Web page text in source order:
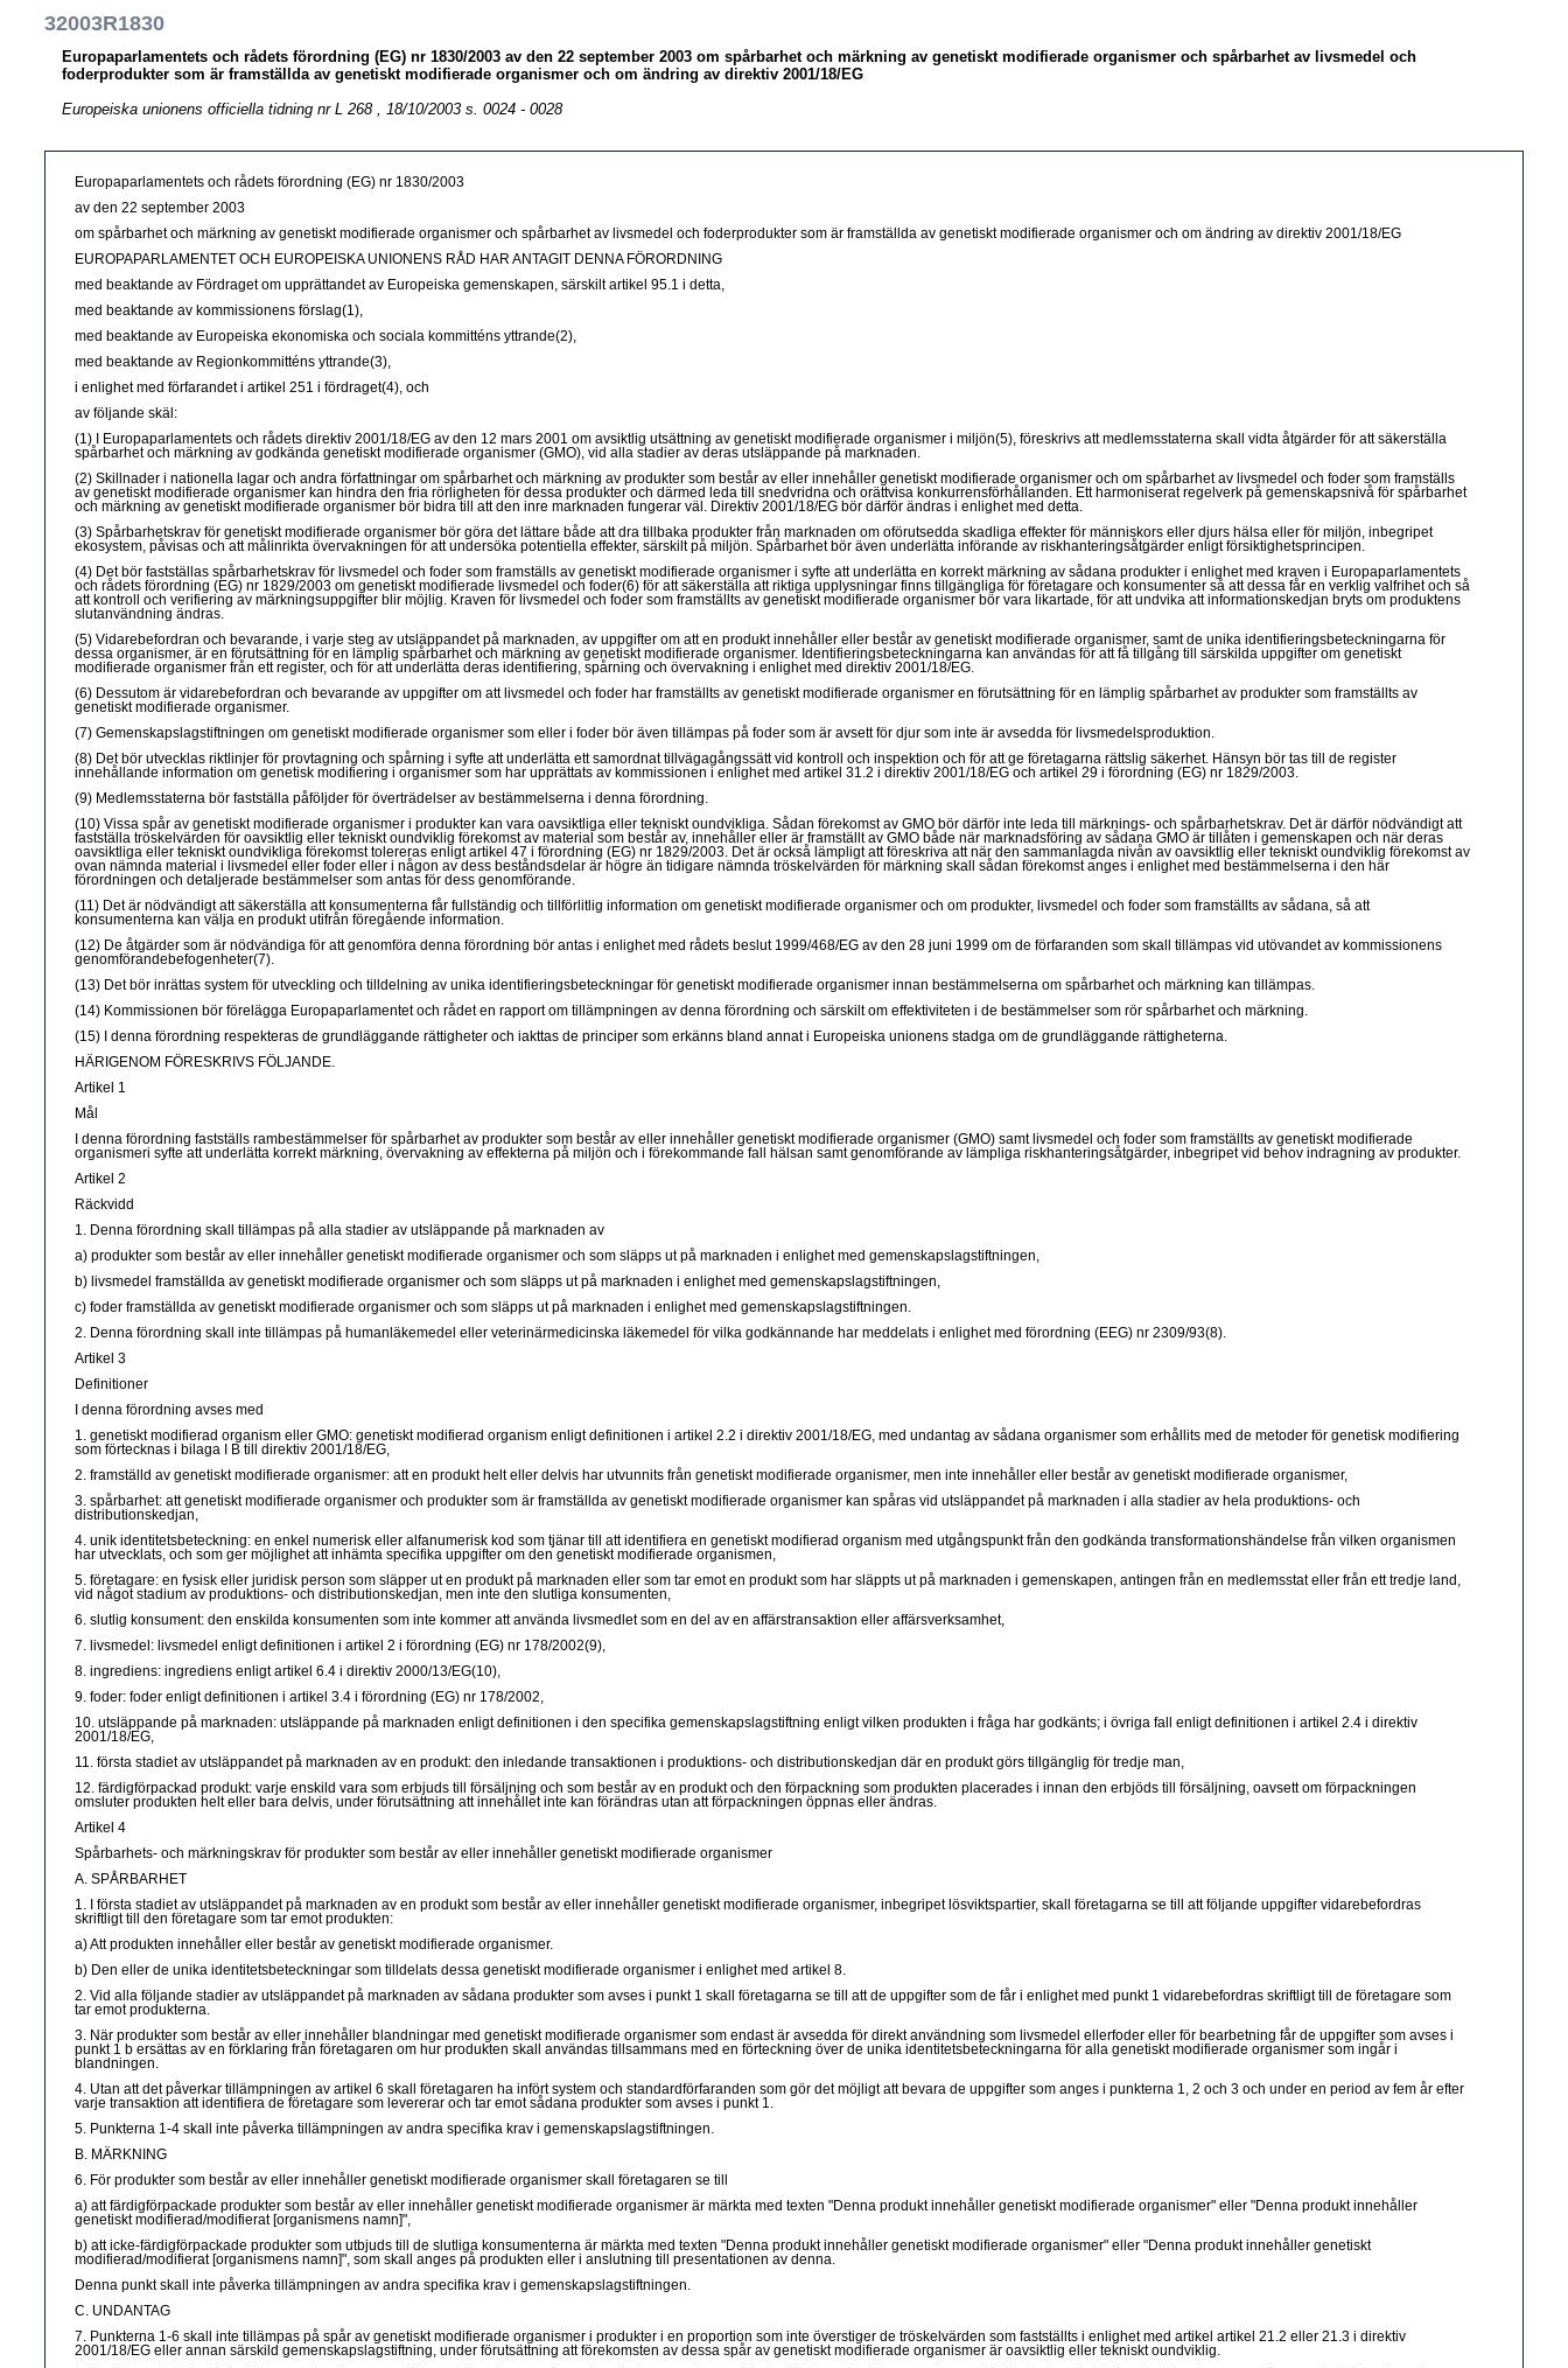
32003R1830
Europaparlamentets och rådets förordning (EG) nr 1830/2003 av den 22 september 2003 om spårbarhet och märkning av genetiskt modifierade organismer och spårbarhet av livsmedel och
foderprodukter som är framställda av genetiskt modifierade organismer och om ändring av direktiv 2001/18/EG
Europeiska unionens officiella tidning nr L 268 , 18/10/2003 s. 0024 - 0028
Europaparlamentets och rådets förordning (EG) nr 1830/2003
av den 22 september 2003
om spårbarhet och märkning av genetiskt modifierade organismer och spårbarhet av livsmedel och foderprodukter som är framställda av genetiskt modifierade organismer och om ändring av direktiv 2001/18/EG
EUROPAPARLAMENTET OCH EUROPEISKA UNIONENS RÅD HAR ANTAGIT DENNA FÖRORDNING
med beaktande av Fördraget om upprättandet av Europeiska gemenskapen, särskilt artikel 95.1 i detta,
med beaktande av kommissionens förslag(1),
med beaktande av Europeiska ekonomiska och sociala kommitténs yttrande(2),
med beaktande av Regionkommitténs yttrande(3),
i enlighet med förfarandet i artikel 251 i fördraget(4), och
av följande skäl:
(1) I Europaparlamentets och rådets direktiv 2001/18/EG av den 12 mars 2001 om avsiktlig utsättning av genetiskt modifierade organismer i miljön(5), föreskrivs att medlemsstaterna skall vidta åtgärder för att säkerställa
spårbarhet och märkning av godkända genetiskt modifierade organismer (GMO), vid alla stadier av deras utsläppande på marknaden.
(2) Skillnader i nationella lagar och andra författningar om spårbarhet och märkning av produkter som består av eller innehåller genetiskt modifierade organismer och om spårbarhet av livsmedel och foder som framställs
av genetiskt modifierade organismer kan hindra den fria rörligheten för dessa produkter och därmed leda till snedvridna och orättvisa konkurrensförhållanden. Ett harmoniserat regelverk på gemenskapsnivå för spårbarhet
och märkning av genetiskt modifierade organismer bör bidra till att den inre marknaden fungerar väl. Direktiv 2001/18/EG bör därför ändras i enlighet med detta.
(3) Spårbarhetskrav för genetiskt modifierade organismer bör göra det lättare både att dra tillbaka produkter från marknaden om oförutsedda skadliga effekter för människors eller djurs hälsa eller för miljön, inbegripet
ekosystem, påvisas och att målinrikta övervakningen för att undersöka potentiella effekter, särskilt på miljön. Spårbarhet bör även underlätta införande av riskhanteringsåtgärder enligt försiktighetsprincipen.
(4) Det bör fastställas spårbarhetskrav för livsmedel och foder som framställs av genetiskt modifierade organismer i syfte att underlätta en korrekt märkning av sådana produkter i enlighet med kraven i Europaparlamentets
och rådets förordning (EG) nr 1829/2003 om genetiskt modifierade livsmedel och foder(6) för att säkerställa att riktiga upplysningar finns tillgängliga för företagare och konsumenter så att dessa får en verklig valfrihet och så
att kontroll och verifiering av märkningsuppgifter blir möjlig. Kraven för livsmedel och foder som framställts av genetiskt modifierade organismer bör vara likartade, för att undvika att informationskedjan bryts om produktens
slutanvändning ändras.
(5) Vidarebefordran och bevarande, i varje steg av utsläppandet på marknaden, av uppgifter om att en produkt innehåller eller består av genetiskt modifierade organismer, samt de unika identifieringsbeteckningarna för
dessa organismer, är en förutsättning för en lämplig spårbarhet och märkning av genetiskt modifierade organismer. Identifieringsbeteckningarna kan användas för att få tillgång till särskilda uppgifter om genetiskt
modifierade organismer från ett register, och för att underlätta deras identifiering, spårning och övervakning i enlighet med direktiv 2001/18/EG.
(6) Dessutom är vidarebefordran och bevarande av uppgifter om att livsmedel och foder har framställts av genetiskt modifierade organismer en förutsättning för en lämplig spårbarhet av produkter som framställts av
genetiskt modifierade organismer.
(7) Gemenskapslagstiftningen om genetiskt modifierade organismer som eller i foder bör även tillämpas på foder som är avsett för djur som inte är avsedda för livsmedelsproduktion.
(8) Det bör utvecklas riktlinjer för provtagning och spårning i syfte att underlätta ett samordnat tillvägagångssätt vid kontroll och inspektion och för att ge företagarna rättslig säkerhet. Hänsyn bör tas till de register
innehållande information om genetisk modifiering i organismer som har upprättats av kommissionen i enlighet med artikel 31.2 i direktiv 2001/18/EG och artikel 29 i förordning (EG) nr 1829/2003.
(9) Medlemsstaterna bör fastställa påföljder för överträdelser av bestämmelserna i denna förordning.
(10) Vissa spår av genetiskt modifierade organismer i produkter kan vara oavsiktliga eller tekniskt oundvikliga. Sådan förekomst av GMO bör därför inte leda till märknings- och spårbarhetskrav. Det är därför nödvändigt att
fastställa tröskelvärden för oavsiktlig eller tekniskt oundviklig förekomst av material som består av, innehåller eller är framställt av GMO både när marknadsföring av sådana GMO är tillåten i gemenskapen och när deras
oavsiktliga eller tekniskt oundvikliga förekomst tolereras enligt artikel 47 i förordning (EG) nr 1829/2003. Det är också lämpligt att föreskriva att när den sammanlagda nivån av oavsiktlig eller tekniskt oundviklig förekomst av
ovan nämnda material i livsmedel eller foder eller i någon av dess beståndsdelar är högre än tidigare nämnda tröskelvärden för märkning skall sådan förekomst anges i enlighet med bestämmelserna i den här
förordningen och detaljerade bestämmelser som antas för dess genomförande.
(11) Det är nödvändigt att säkerställa att konsumenterna får fullständig och tillförlitlig information om genetiskt modifierade organismer och om produkter, livsmedel och foder som framställts av sådana, så att
konsumenterna kan välja en produkt utifrån föregående information.
(12) De åtgärder som är nödvändiga för att genomföra denna förordning bör antas i enlighet med rådets beslut 1999/468/EG av den 28 juni 1999 om de förfaranden som skall tillämpas vid utövandet av kommissionens
genomförandebefogenheter(7).
(13) Det bör inrättas system för utveckling och tilldelning av unika identifieringsbeteckningar för genetiskt modifierade organismer innan bestämmelserna om spårbarhet och märkning kan tillämpas.
(14) Kommissionen bör förelägga Europaparlamentet och rådet en rapport om tillämpningen av denna förordning och särskilt om effektiviteten i de bestämmelser som rör spårbarhet och märkning.
(15) I denna förordning respekteras de grundläggande rättigheter och iakttas de principer som erkänns bland annat i Europeiska unionens stadga om de grundläggande rättigheterna.
HÄRIGENOM FÖRESKRIVS FÖLJANDE.
Artikel 1
Mål
I denna förordning fastställs rambestämmelser för spårbarhet av produkter som består av eller innehåller genetiskt modifierade organismer (GMO) samt livsmedel och foder som framställts av genetiskt modifierade
organismeri syfte att underlätta korrekt märkning, övervakning av effekterna på miljön och i förekommande fall hälsan samt genomförande av lämpliga riskhanteringsåtgärder, inbegripet vid behov indragning av produkter.
Artikel 2
Räckvidd
1. Denna förordning skall tillämpas på alla stadier av utsläppande på marknaden av
a) produkter som består av eller innehåller genetiskt modifierade organismer och som släpps ut på marknaden i enlighet med gemenskapslagstiftningen,
b) livsmedel framställda av genetiskt modifierade organismer och som släpps ut på marknaden i enlighet med gemenskapslagstiftningen,
c) foder framställda av genetiskt modifierade organismer och som släpps ut på marknaden i enlighet med gemenskapslagstiftningen.
2. Denna förordning skall inte tillämpas på humanläkemedel eller veterinärmedicinska läkemedel för vilka godkännande har meddelats i enlighet med förordning (EEG) nr 2309/93(8).
Artikel 3
Definitioner
I denna förordning avses med
1. genetiskt modifierad organism eller GMO: genetiskt modifierad organism enligt definitionen i artikel 2.2 i direktiv 2001/18/EG, med undantag av sådana organismer som erhållits med de metoder för genetisk modifiering
som förtecknas i bilaga I B till direktiv 2001/18/EG,
2. framställd av genetiskt modifierade organismer: att en produkt helt eller delvis har utvunnits från genetiskt modifierade organismer, men inte innehåller eller består av genetiskt modifierade organismer,
3. spårbarhet: att genetiskt modifierade organismer och produkter som är framställda av genetiskt modifierade organismer kan spåras vid utsläppandet på marknaden i alla stadier av hela produktions- och
distributionskedjan,
4. unik identitetsbeteckning: en enkel numerisk eller alfanumerisk kod som tjänar till att identifiera en genetiskt modifierad organism med utgångspunkt från den godkända transformationshändelse från vilken organismen
har utvecklats, och som ger möjlighet att inhämta specifika uppgifter om den genetiskt modifierade organismen,
5. företagare: en fysisk eller juridisk person som släpper ut en produkt på marknaden eller som tar emot en produkt som har släppts ut på marknaden i gemenskapen, antingen från en medlemsstat eller från ett tredje land,
vid något stadium av produktions- och distributionskedjan, men inte den slutliga konsumenten,
6. slutlig konsument: den enskilda konsumenten som inte kommer att använda livsmedlet som en del av en affärstransaktion eller affärsverksamhet,
7. livsmedel: livsmedel enligt definitionen i artikel 2 i förordning (EG) nr 178/2002(9),
8. ingrediens: ingrediens enligt artikel 6.4 i direktiv 2000/13/EG(10),
9. foder: foder enligt definitionen i artikel 3.4 i förordning (EG) nr 178/2002,
10. utsläppande på marknaden: utsläppande på marknaden enligt definitionen i den specifika gemenskapslagstiftning enligt vilken produkten i fråga har godkänts; i övriga fall enligt definitionen i artikel 2.4 i direktiv
2001/18/EG,
11. första stadiet av utsläppandet på marknaden av en produkt: den inledande transaktionen i produktions- och distributionskedjan där en produkt görs tillgänglig för tredje man,
12. färdigförpackad produkt: varje enskild vara som erbjuds till försäljning och som består av en produkt och den förpackning som produkten placerades i innan den erbjöds till försäljning, oavsett om förpackningen
omsluter produkten helt eller bara delvis, under förutsättning att innehållet inte kan förändras utan att förpackningen öppnas eller ändras.
Artikel 4
Spårbarhets- och märkningskrav för produkter som består av eller innehåller genetiskt modifierade organismer
A. SPÅRBARHET
1. I första stadiet av utsläppandet på marknaden av en produkt som består av eller innehåller genetiskt modifierade organismer, inbegripet lösviktspartier, skall företagarna se till att följande uppgifter vidarebefordras
skriftligt till den företagare som tar emot produkten:
a) Att produkten innehåller eller består av genetiskt modifierade organismer.
b) Den eller de unika identitetsbeteckningar som tilldelats dessa genetiskt modifierade organismer i enlighet med artikel 8.
2. Vid alla följande stadier av utsläppandet på marknaden av sådana produkter som avses i punkt 1 skall företagarna se till att de uppgifter som de får i enlighet med punkt 1 vidarebefordras skriftligt till de företagare som
tar emot produkterna.
3. När produkter som består av eller innehåller blandningar med genetiskt modifierade organismer som endast är avsedda för direkt användning som livsmedel ellerfoder eller för bearbetning får de uppgifter som avses i
punkt 1 b ersättas av en förklaring från företagaren om hur produkten skall användas tillsammans med en förteckning över de unika identitetsbeteckningarna för alla genetiskt modifierade organismer som ingår i
blandningen.
4. Utan att det påverkar tillämpningen av artikel 6 skall företagaren ha infört system och standardförfaranden som gör det möjligt att bevara de uppgifter som anges i punkterna 1, 2 och 3 och under en period av fem år efter
varje transaktion att identifiera de företagare som levererar och tar emot sådana produkter som avses i punkt 1.
5. Punkterna 1-4 skall inte påverka tillämpningen av andra specifika krav i gemenskapslagstiftningen.
B. MÄRKNING
6. För produkter som består av eller innehåller genetiskt modifierade organismer skall företagaren se till
a) att färdigförpackade produkter som består av eller innehåller genetiskt modifierade organismer är märkta med texten "Denna produkt innehåller genetiskt modifierade organismer" eller "Denna produkt innehåller
genetiskt modifierad/modifierat [organismens namn]",
b) att icke-färdigförpackade produkter som utbjuds till de slutliga konsumenterna är märkta med texten "Denna produkt innehåller genetiskt modifierade organismer" eller "Denna produkt innehåller genetiskt
modifierad/modifierat [organismens namn]", som skall anges på produkten eller i anslutning till presentationen av denna.
Denna punkt skall inte påverka tillämpningen av andra specifika krav i gemenskapslagstiftningen.
C. UNDANTAG
7. Punkterna 1-6 skall inte tillämpas på spår av genetiskt modifierade organismer i produkter i en proportion som inte överstiger de tröskelvärden som fastställts i enlighet med artikel artikel 21.2 eller 21.3 i direktiv
2001/18/EG eller annan särskild gemenskapslagstiftning, under förutsättning att förekomsten av dessa spår av genetiskt modifierade organismer är oavsiktlig eller tekniskt oundviklig.